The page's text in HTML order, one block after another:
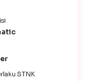
STNK